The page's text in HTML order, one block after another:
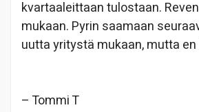
kvartaaleittaan tulostaan.
mukaan. Pyrin saamaan
uutta yritystä mukaan, mutta
– Tommi T